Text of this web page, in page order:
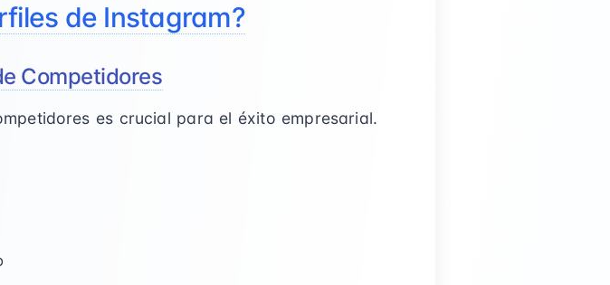
de Instagram?
Competidores
es crucial para el éxito empresarial.